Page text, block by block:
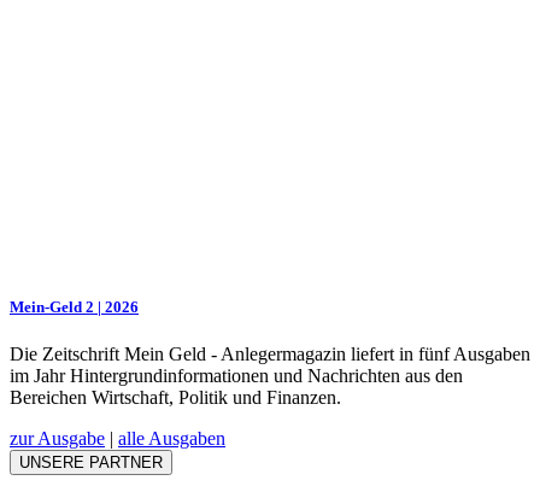
Mein-Geld 2 | 2026
Die Zeitschrift Mein Geld - Anlegermagazin liefert in fünf Ausgaben
im Jahr Hintergrundinformationen und Nachrichten aus den
Bereichen Wirtschaft, Politik und Finanzen.
zur Ausgabe | alle Ausgaben
UNSERE PARTNER